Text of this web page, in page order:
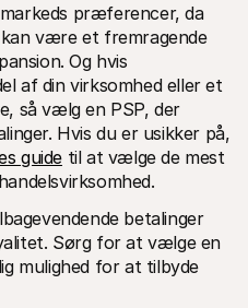
præferencer, da
være et fremragende
Og hvis
af din virksomhed eller et
så vælg en PSP, der
Hvis du er usikker på,
guide til at vælge de mest
betalinger
Sørg for at vælge en
mulighed for at tilbyde